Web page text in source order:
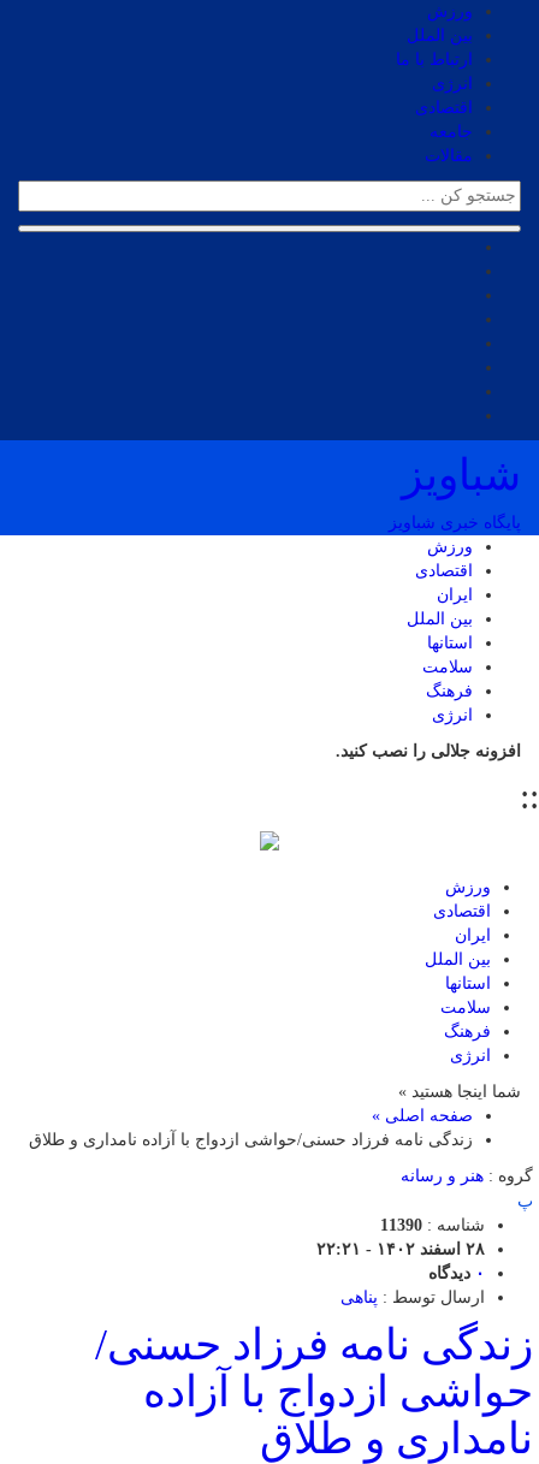
ورزش
بین الملل
ارتباط با ما
انرژی
اقتصادی
جامعه
مقالات
شباویز
پایگاه خبری شباویز
ورزش
اقتصادی
ایران
بین الملل
استانها
سلامت
فرهنگ
انرژی
افزونه جلالی را نصب کنید.
::
ورزش
اقتصادی
ایران
بین الملل
استانها
سلامت
فرهنگ
انرژی
شما اینجا هستید »
صفحه اصلی »
زندگی نامه فرزاد حسنی/حواشی ازدواج با آزاده نامداری و طلاق
گروه : هنر و رسانه
پ
شناسه : 11390
۲۸ اسفند ۱۴۰۲ - ۲۲:۲۱
۰ دیدگاه
ارسال توسط : پناهی
زندگی نامه فرزاد حسنی/
حواشی ازدواج با آزاده
نامداری و طلاق